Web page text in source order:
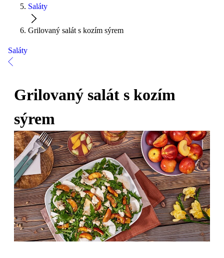
Saláty
Grilovaný salát s kozím sýrem
Saláty
Grilovaný salát s kozím
sýrem